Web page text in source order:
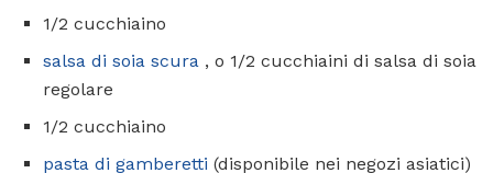
1/2 cucchiaino
salsa di soia scura , o 1/2 cucchiaini di salsa di soia
regolare
1/2 cucchiaino
pasta di gamberetti (disponibile nei negozi asiatici)